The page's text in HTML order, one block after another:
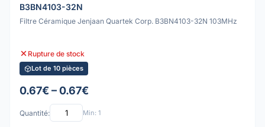
B3BN4103-32N
Filtre Céramique Jenjaan Quartek Corp. B3BN4103-32N 103MHz
Rupture de stock
Lot de 10 pièces
0.67€ – 0.67€
Quantité: Min: 1